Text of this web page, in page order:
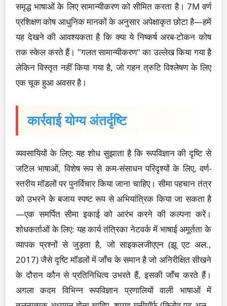
समृद्ध भाषाओं के लिए सामान्यीकरण को सीमित करता है। 7M वर्ण
प्रशिक्षण कोष आधुनिक मानकों के अनुसार अपेक्षाकृत छोटा है—हमें
यह देखने की आवश्यकता है कि क्या ये निष्कर्ष अरब-टोकन कोष
तक स्केल करते हैं। "गलत सामान्यीकरण" का उल्लेख किया गया है
लेकिन विस्तृत नहीं किया गया है, जो गहन त्रुटि विश्लेषण के लिए
एक चूक हुआ अवसर है।
कार्रवाई योग्य अंतर्दृष्टि
व्यवसायियों के लिए: यह शोध सुझाता है कि रूपविज्ञान की दृष्टि से
जटिल भाषाओं, विशेष रूप से कम-संसाधन परिदृश्यों के लिए, वर्ण-
स्तरीय मॉडलों पर पुनर्विचार किया जाना चाहिए। सीमा पहचान तंत्र
को उभरने के बजाय स्पष्ट रूप से अभियांत्रिक किया जा सकता है
—एक समर्पित सीमा इकाई को आरंभ करने की कल्पना करें।
शोधकर्ताओं के लिए: यह कार्य तंत्रिका नेटवर्क में भाषाई अमूर्तता के
व्यापक प्रश्नों से जुड़ता है, जो साइकलजीएएन (झू एट अल.,
2017) जैसे दृष्टि मॉडलों में जाँच के समान है जो अनिरीक्षित सीखने
के दौरान कौन से प्रतिनिधित्व उभरते हैं, इसकी जाँच करते हैं।
अगला कदम विभिन्न रूपविज्ञान प्रणालियों वाली भाषाओं में